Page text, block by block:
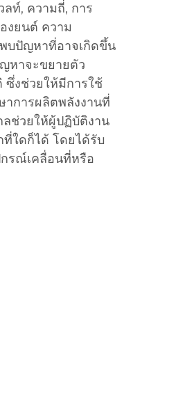
ลท์, ความถี่, การ
งยนต์ ความ
บปัญหาที่อาจเกิดขึ้น
หาจะขยายตัว
ซึ่งช่วยให้มีการใช้
าการผลิตพลังงานที่
ลช่วยให้ผู้ปฏิบัติงาน
ใดก็ได้ โดยได้รับ
รณ์เคลื่อนที่หรือ